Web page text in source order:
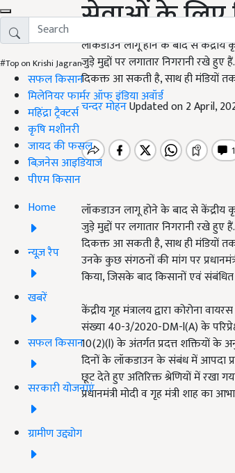
#Top on Krishi Jagran
सफल किसान
मिलेनियर फार्मर ऑफ इंडिया अवॉर्ड
महिंद्रा ट्रैक्टर्स
कृषि मशीनरी
जायद की फसल
बिज़नेस आइडियाज
पीएम किसान
Home
न्यूज़ रैप
खबरें
सफल किसान
सरकारी योजनाएं
ग्रामीण उद्द्योग
सेवाओं के लिए
लॉकडाउन लागू होने के बाद से केंद्रीय
जुड़े मुद्दों पर लगातार निगरानी रखे
दिकक्त आ सकती है, साथ ही मंडियों
चन्दर मोहनUpdated on 2 April,
लॉकडाउन लागू होने के बाद से केंद्रीय
जुड़े मुद्दों पर लगातार निगरानी रखे
दिकक्त आ सकती है, साथ ही मंडियों
उनके कुछ संगठनों की मांग पर
किया, जिसके बाद किसानों एवं संबंधित
केंद्रीय गृह मंत्रालय द्वारा कोरोना
संख्या 40-3/2020-DM-l(A) के
10(2)(l) के अंतर्गत प्रदत्त शक्तियों के
दिनों के लॉकडाउन के संबंध में आपदा
छूट देते हुए अतिरिक्त श्रेणियों में रखा
प्रधानमंत्री मोदी व गृह मंत्री शाह का